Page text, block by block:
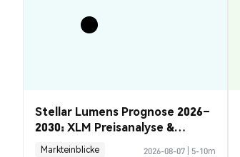
Stellar Lumens Prognose 2026–
2030: XLM Preisanalyse &
Chancen
Markteinblicke 2026-08-07 5-10m